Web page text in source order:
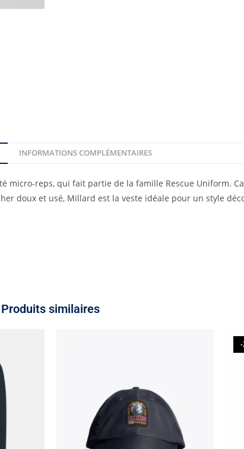
INFORMATIONS COMPLÉMENTAIRES
micro-reps, qui fait partie de la famille Rescue Uniform.
doux et usé, Millard est la veste idéale pour un style
Produits similaires